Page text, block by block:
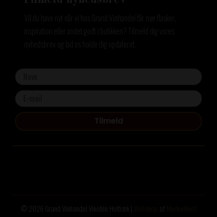
Vil du have nyt når vi hos Grand Vinhandel får nye flasker,
inspiration eller andet godt i butikken? Tilmeld dig vores
nyhedsbrev og lad os holde dig opdateret.
Tilmeld
© 2026 Grand Vinhandel Vinoble Holbæk | af